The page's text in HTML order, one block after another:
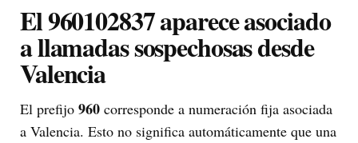
El 960102837 aparece asociado
a llamadas sospechosas desde
Valencia
El prefijo 960 corresponde a numeración fija asociada
a Valencia. Esto no significa automáticamente que una